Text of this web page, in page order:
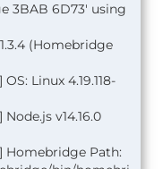
3BAB 6D73' using
(Homebridge
OS: Linux 4.19.118-
Node.js v14.16.0
Homebridge Path: